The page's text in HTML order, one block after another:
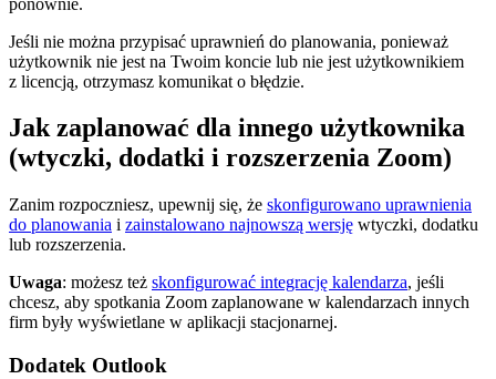
Jeśli nie można przypisać uprawnień do planowania, ponieważ
użytkownik nie jest na Twoim koncie lub nie jest użytkownikiem
z licencją, otrzymasz komunikat o błędzie.
Jak zaplanować dla innego użytkownika
(wtyczki, dodatki i rozszerzenia Zoom)
Zanim rozpoczniesz, upewnij się, że skonfigurowano uprawnienia
do planowania i zainstalowano najnowszą wersję wtyczki, dodatku
lub rozszerzenia.
Uwaga: możesz też skonfigurować integrację kalendarza, jeśli
chcesz, aby spotkania Zoom zaplanowane w kalendarzach innych
firm były wyświetlane w aplikacji stacjonarnej.
Dodatek Outlook